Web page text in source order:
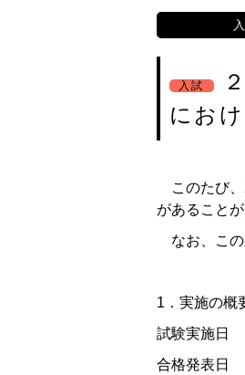
入試
にお
このたび、
があること
なお、この
1．実施の
試験実施
合格発表